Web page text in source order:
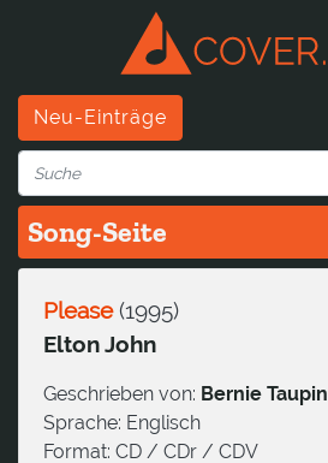
Neu-Einträge
Song-Seite
Please(1995)
Elton John
Geschrieben von: Bernie Taupin
Sprache: Englisch
Format: CD / CDr / CDV